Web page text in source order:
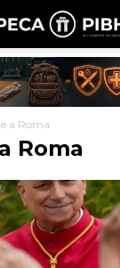
a Roma
Roma